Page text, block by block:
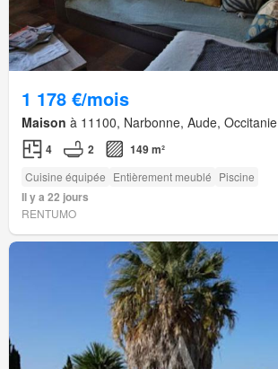
1 178 €/mois
Maison à 11100, Narbonne, Aude, Occitanie
4 2 149 m²
Cuisine équipée Entièrement meublé Piscine
Il y a 22 jours
RENTUMO